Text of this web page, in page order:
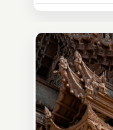
и Африка
способен
формат